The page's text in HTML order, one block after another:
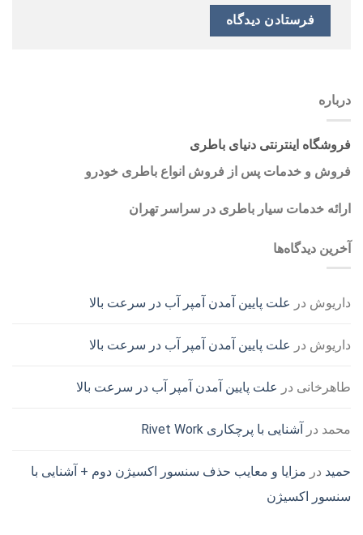
درباره
فروشگاه اینترنتی دنیای باطری
فروش و خدمات پس از فروش انواع باطری خودرو
ارائه خدمات سیار باطری در سراسر تهران
آخرین دیدگاه‌ها
داریوش در علت پایین آمدن آمپر آب در سرعت بالا
داریوش در علت پایین آمدن آمپر آب در سرعت بالا
طاهرخانی در علت پایین آمدن آمپر آب در سرعت بالا
محمد در آشنایی با پرچکاری Rivet Work
حمید در مزایا و معایب حذف سنسور اکسیژن دوم + آشنایی با
سنسور اکسیژن